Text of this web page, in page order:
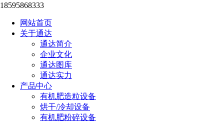
18595868333
网站首页
关于通达
通达简介
企业文化
通达图库
通达实力
产品中心
有机肥造粒设备
烘干/冷却设备
有机肥粉碎设备